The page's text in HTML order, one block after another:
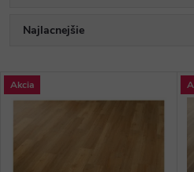
R
a
d
e
Najlacnejšie
Najpredávanejšie
V
Akcia